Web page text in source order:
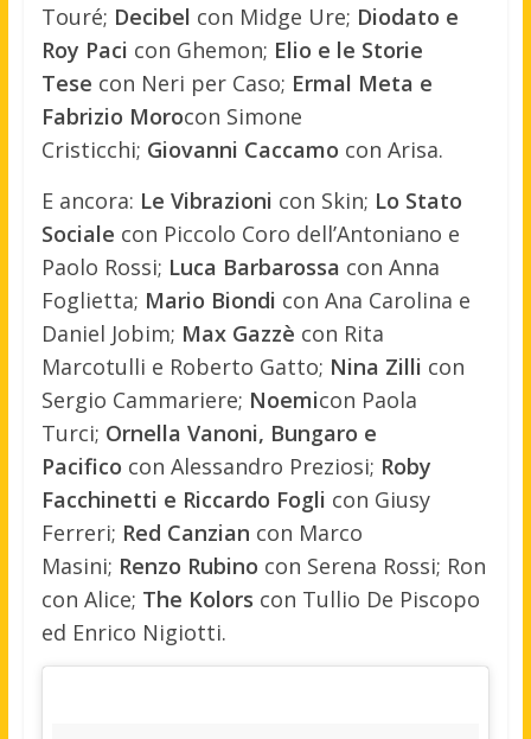
Touré; Decibel con Midge Ure; Diodato e
Roy Paci con Ghemon; Elio e le Storie
Tese con Neri per Caso; Ermal Meta e
Fabrizio Morocon Simone
Cristicchi; Giovanni Caccamo con Arisa.
E ancora: Le Vibrazioni con Skin; Lo Stato
Sociale con Piccolo Coro dell’Antoniano e
Paolo Rossi; Luca Barbarossa con Anna
Foglietta; Mario Biondi con Ana Carolina e
Daniel Jobim; Max Gazzè con Rita
Marcotulli e Roberto Gatto; Nina Zilli con
Sergio Cammariere; Noemicon Paola
Turci; Ornella Vanoni, Bungaro e
Pacifico con Alessandro Preziosi; Roby
Facchinetti e Riccardo Fogli con Giusy
Ferreri; Red Canzian con Marco
Masini; Renzo Rubino con Serena Rossi; Ron
con Alice; The Kolors con Tullio De Piscopo
ed Enrico Nigiotti.